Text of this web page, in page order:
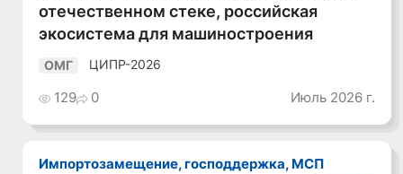
отечественном стеке, российская
экосистема для машиностроения
ОМГ ЦИПР-2026
129 0 Июль 2026 г.
Импортозамещение, господдержка, МСП